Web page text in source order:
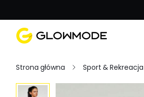
Strona główna Sport & Rekreacja